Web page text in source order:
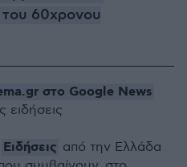
του 60χρονου
στο Google News
ειδήσεις
Ειδήσεις από την Ελλάδα